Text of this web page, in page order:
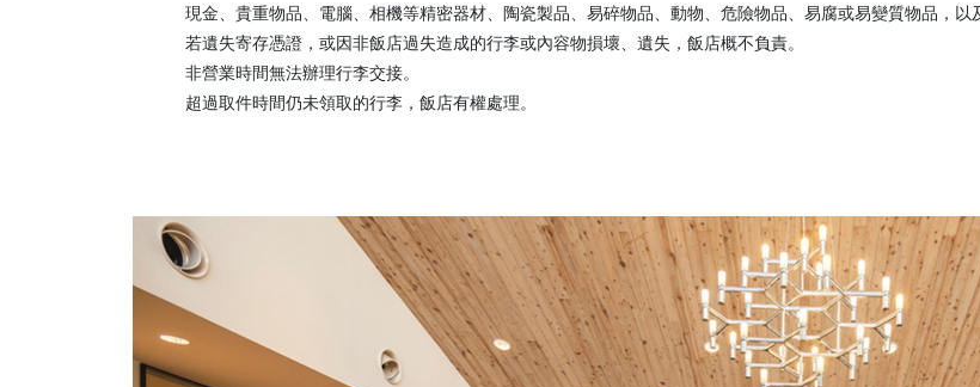
現金、貴重物品、電腦、相機等精密器材、陶瓷製品、易碎物品、動物、危險物品、易腐或易變質物品，以
若遺失寄存憑證，或因非飯店過失造成的行李或內容物損壞、遺失，飯店概不負責。
非營業時間無法辦理行李交接。
超過取件時間仍未領取的行李，飯店有權處理。